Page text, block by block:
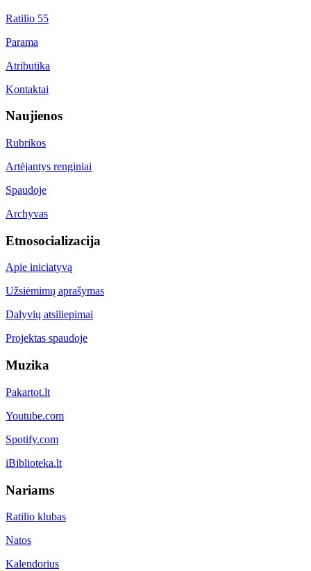
Ratilio 55
Parama
Atributika
Kontaktai
Naujienos
Rubrikos
Artėjantys renginiai
Spaudoje
Archyvas
Etnosocializacija
Apie iniciatyvą
Užsiėmimų aprašymas
Dalyvių atsiliepimai
Projektas spaudoje
Muzika
Pakartot.lt
Youtube.com
Spotify.com
iBiblioteka.lt
Nariams
Ratilio klubas
Natos
Kalendorius